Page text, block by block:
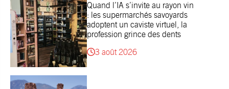
Quand l’IA s’invite au rayon vin
: les supermarchés savoyards
adoptent un caviste virtuel, la
profession grince des dents
3 août 2026